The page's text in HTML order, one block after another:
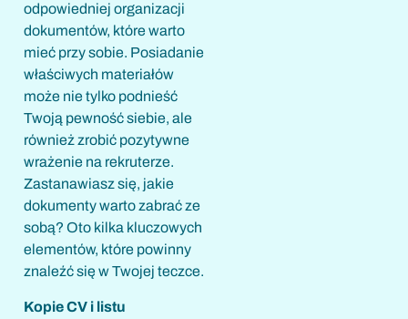
odpowiedniej organizacji
dokumentów, które warto
mieć przy sobie. Posiadanie
właściwych materiałów
może nie tylko podnieść
Twoją pewność siebie, ale
również zrobić pozytywne
wrażenie na rekruterze.
Zastanawiasz się, jakie
dokumenty warto zabrać ze
sobą? Oto kilka kluczowych
elementów, które powinny
znaleźć się w Twojej teczce.
Kopie CV i listu